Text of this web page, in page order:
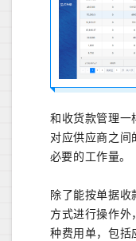
和收货款管理一
对应供应商之
必要的工作量。
除了能按单据
方式进行操作外
种费用单，包括